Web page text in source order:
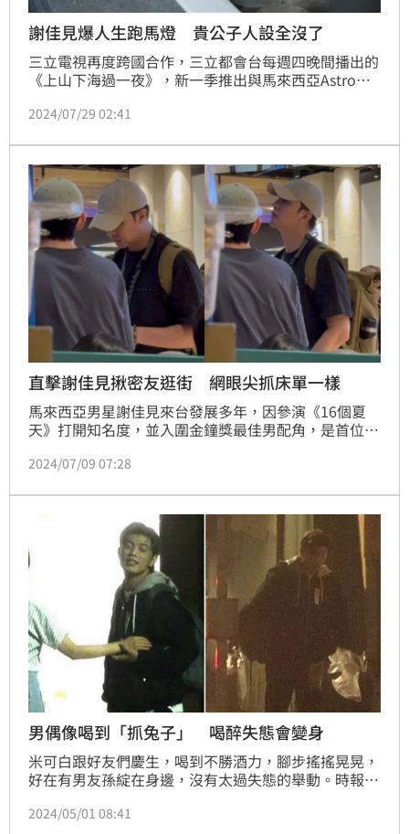
謝佳見爆人生跑馬燈 貴公子人設全沒了
三立電視再度跨國合作，三立都會台每週四晚間播出的
《上山下海過一夜》，新一季推出與馬來西亞Astro電
與馬來西亞雙方藝人到對方海島秘境深度探索與生活的
果直呼非常可怕。鍾智凱報導
2024/07/29 02:41
直擊謝佳見揪密友逛街 網眼尖抓床單一樣
馬來西亞男星謝佳見來台發展多年，因參演《16個夏
天》打開知名度，並入圍金鐘獎最佳男配角，是首位入
金》、《致，第三者》等劇，還演出BL劇《酷蓋爸
佳見與多年密友孫瑋廷一同逛街，還戴著同色系的帽
子，看得出兩人的好感情。
2024/07/09 07:28
男偶像喝到「抓兔子」 喝醉失態會變身
米可白跟好友們慶生，喝到不勝酒力，腳步搖搖晃晃，
好在有男友孫綻在身邊，沒有太過失態的舉動。時報周
2024/05/01 08:41